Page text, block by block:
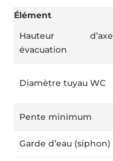
Élément
Hauteur d’axe
évacuation
Diamètre tuyau WC
Pente minimum
Garde d’eau (siphon)